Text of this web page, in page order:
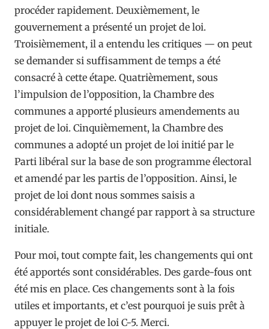
procéder rapidement. Deuxièmement, le
gouvernement a présenté un projet de loi.
Troisièmement, il a entendu les critiques — on peut
se demander si suffisamment de temps a été
consacré à cette étape. Quatrièmement, sous
l’impulsion de l’opposition, la Chambre des
communes a apporté plusieurs amendements au
projet de loi. Cinquièmement, la Chambre des
communes a adopté un projet de loi initié par le
Parti libéral sur la base de son programme électoral
et amendé par les partis de l’opposition. Ainsi, le
projet de loi dont nous sommes saisis a
considérablement changé par rapport à sa structure
initiale.
Pour moi, tout compte fait, les changements qui ont
été apportés sont considérables. Des garde-fous ont
été mis en place. Ces changements sont à la fois
utiles et importants, et c’est pourquoi je suis prêt à
appuyer le projet de loi C-5. Merci.